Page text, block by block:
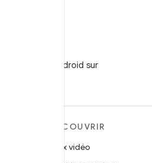
Développeurs Android sur
DÉCOUVRIR
Jeux vidéo